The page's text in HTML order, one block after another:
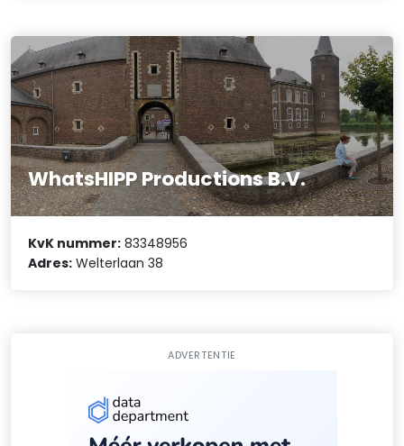
WhatsHIPP Productions B.V.
KvK nummer: 83348956
Adres: Welterlaan 38
ADVERTENTIE